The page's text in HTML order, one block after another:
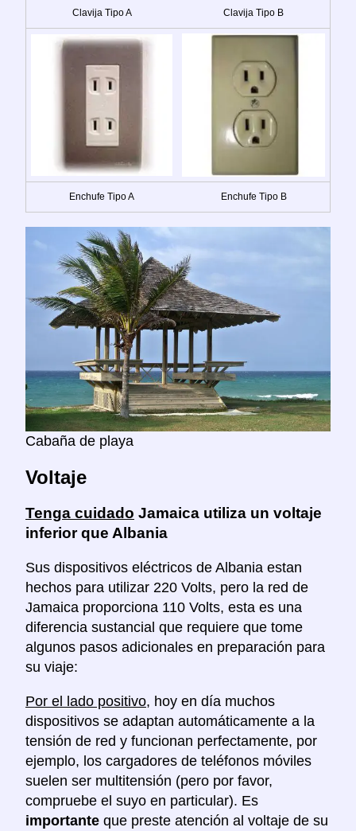
Clavija Tipo A Clavija Tipo B
Enchufe Tipo A Enchufe Tipo B
Cabaña de playa
Voltaje
Tenga cuidado Jamaica utiliza un voltaje
inferior que Albania
Sus dispositivos eléctricos de Albania estan
hechos para utilizar 220 Volts, pero la red de
Jamaica proporciona 110 Volts, esta es una
diferencia sustancial que requiere que tome
algunos pasos adicionales en preparación para
su viaje:
Por el lado positivo, hoy en día muchos
dispositivos se adaptan automáticamente a la
tensión de red y funcionan perfectamente, por
ejemplo, los cargadores de teléfonos móviles
suelen ser multitensión (pero por favor,
compruebe el suyo en particular). Es
importante que preste atención al voltaje de su